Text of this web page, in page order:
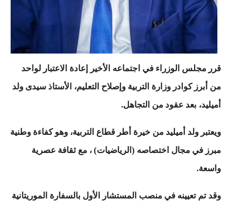
قرر مجلس الوزراء في اجتماعه الأخير إعادة الاعتبار لواحد
من أبرز كوادر وزارة التربية وإصلاح التعليم، الأستاذ سيدى ولد
أميليد، بعد عقود من التجاهل.
ويعتبر ولد أميليد من خيرة أطر قطاع التربية، وهو كفاءة وطنية
مبرز في مجال اختصاصه (الرياضيات) ، مع ثقافة عصرية
واسعة.
وقد تم تعيينه في منصب المستشار الأول بالسفارة الموريتانية